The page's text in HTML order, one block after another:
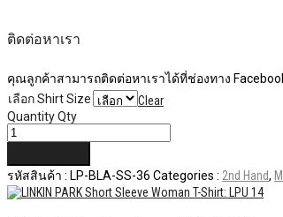
ติดต่อหาเรา
คุณลูกค้าสามารถติดต่อหาเราได้ที่ช่องทาง
เลือก Shirt Size
Clear
QuantityQty
รหัสสินค้า : LP-BLA-SS-36 Categories : 2nd Hand,